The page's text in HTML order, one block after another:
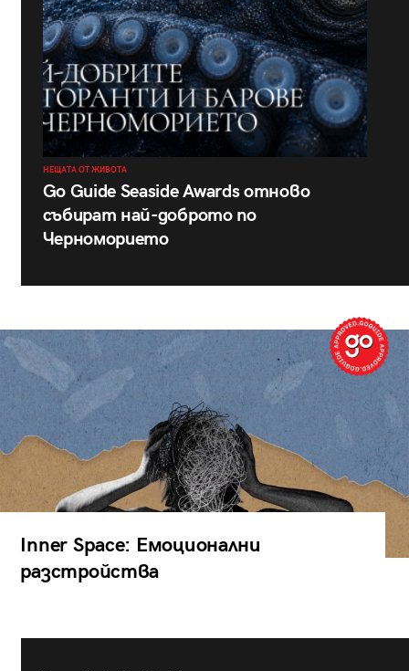
НЕЩАТА ОТ ЖИВОТА
Go Guide Seaside Awards отново
събират най-доброто по
Черноморието
Inner Space: Емоционални
разстройства